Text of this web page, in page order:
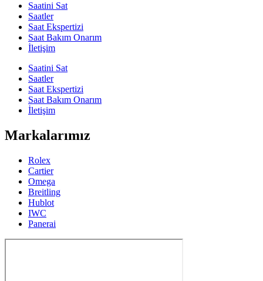
Saatini Sat
Saatler
Saat Ekspertizi
Saat Bakım Onarım
İletişim
Saatini Sat
Saatler
Saat Ekspertizi
Saat Bakım Onarım
İletişim
Markalarımız
Rolex
Cartier
Omega
Breitling
Hublot
IWC
Panerai